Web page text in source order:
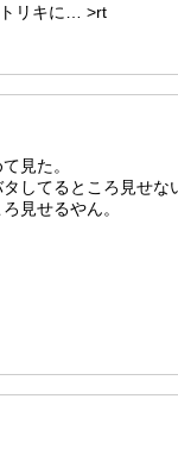
リキに… >rt
見た。
してるところ見せな
見せるやん。